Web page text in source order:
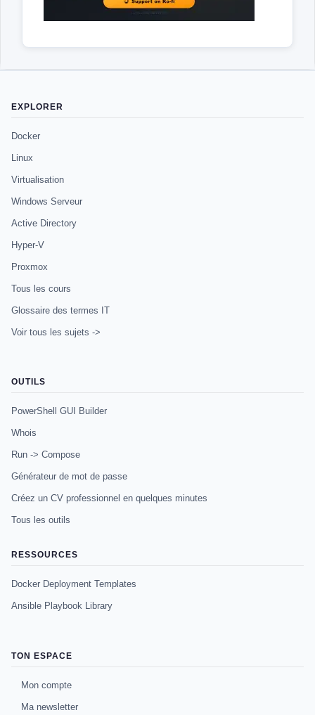
EXPLORER
Docker
Linux
Virtualisation
Windows Serveur
Active Directory
Hyper-V
Proxmox
Tous les cours
Glossaire des termes IT
Voir tous les sujets ->
OUTILS
PowerShell GUI Builder
Whois
Run -> Compose
Générateur de mot de passe
Créez un CV professionnel en quelques minutes
Tous les outils
RESSOURCES
Docker Deployment Templates
Ansible Playbook Library
TON ESPACE
Mon compte
Ma newsletter